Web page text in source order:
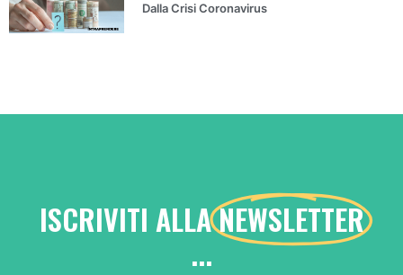
Dalla Crisi Coronavirus
ISCRIVITI ALLANEWSLETTER
...